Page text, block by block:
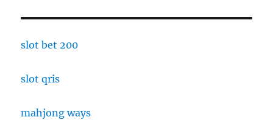
slot bet 200
slot qris
mahjong ways